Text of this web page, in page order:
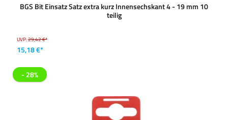
BGS Bit Einsatz Satz extra kurz Innensechskant 4 - 19 mm 10
teilig
UVP:29,42 €*
15,18 €*
- 28%